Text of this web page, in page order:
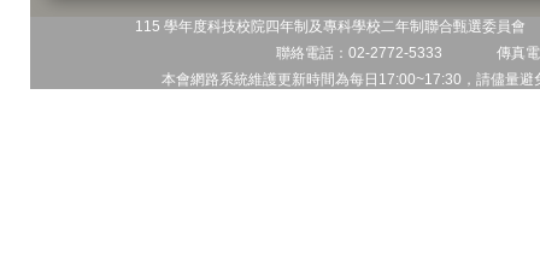
115 學年度科技校院四年制及專科學校二年制聯合甄選委員
聯絡電話：02-2772-5333 傳真
本會網路系統維護更新時間為每日17:00~17:30，請儘量